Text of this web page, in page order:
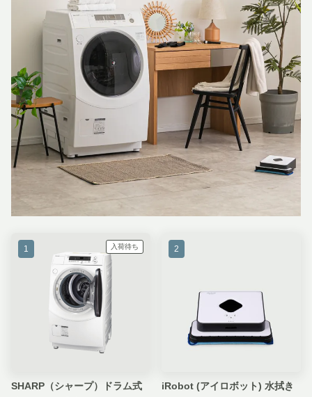
1 入荷待ち
SHARP（シャープ）ドラム式
2
iRobot (アイロボット) 水拭き